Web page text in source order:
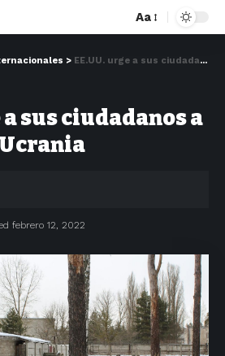
Aa
> EE.UU. urge a sus ciudadanos a abandonar Ucrania
a sus ciudadanos a
febrero 12, 2022